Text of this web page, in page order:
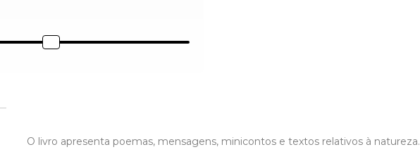
O livro apresenta poemas, mensagens, minicontos e textos relativos à natureza.